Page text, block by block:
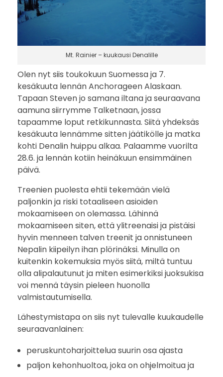
i
ö
v
i
e
l
ä
t
e
h
d
ä
j
o
t
Mt. Rainier – kuukausi Denalille
Olen nyt siis toukokuun Suomessa ja 7.
kesäkuuta lennän Anchorageen Alaskaan.
Tapaan Steven jo samana iltana ja seuraavana
aamuna siirrymme Talketnaan, jossa
tapaamme loput retkikunnasta. Siitä yhdeksäs
kesäkuuta lennämme sitten jäätikölle ja matka
kohti Denalin huippu alkaa. Palaamme vuorilta
28.6. ja lennän kotiin heinäkuun ensimmäinen
päivä.
Treenien puolesta ehtii tekemään vielä
paljonkin ja riski totaaliseen asioiden
mokaamiseen on olemassa. Lähinnä
mokaamiseen siten, että ylitreenaisi ja pistäisi
hyvin menneen talven treenit ja onnistuneen
Nepalin kiipeilyn ihan plörinäksi. Minulla on
kuitenkin kokemuksia myös siitä, miltä tuntuu
olla alipalautunut ja miten esimerkiksi juoksukisa
voi mennä täysin pieleen huonolla
valmistautumisella.
Lähestymistapa on siis nyt tulevalle kuukaudelle
seuraavanlainen:
peruskuntoharjoittelua suurin osa ajasta
paljon kehonhuoltoa, joka on ohjelmoitua ja